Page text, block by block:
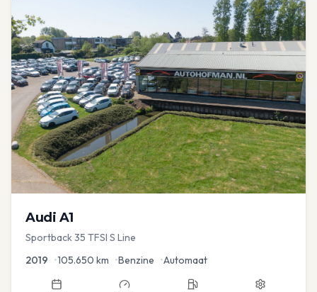
Audi A1
Sportback 35 TFSI S Line
2019 •105.650 km •Benzine •Automaat